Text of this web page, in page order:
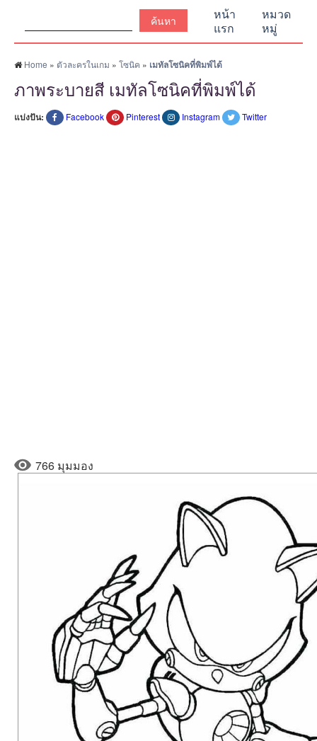
หน้า
แรก
หมวด
หมู่
Home » ตัวละครในเกม » โซนิค » เมทัลโซนิคที่พิมพ์ได้
ภาพระบายสี เมทัลโซนิคที่พิมพ์ได้
แบ่งปัน: Facebook Pinterest Instagram Twitter
766 มุมมอง